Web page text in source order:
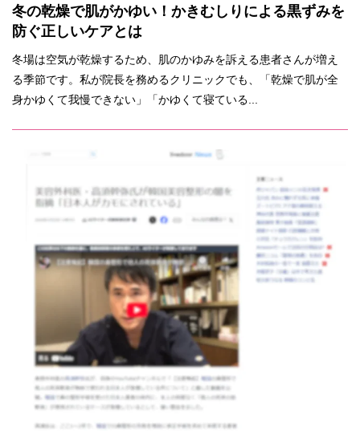
冬の乾燥で肌がかゆい！かきむしりによる黒ずみを
防ぐ正しいケアとは
冬場は空気が乾燥するため、肌のかゆみを訴える患者さんが増え
る季節です。私が院長を務めるクリニックでも、「乾燥で肌が全
身かゆくて我慢できない」「かゆくて寝ている...